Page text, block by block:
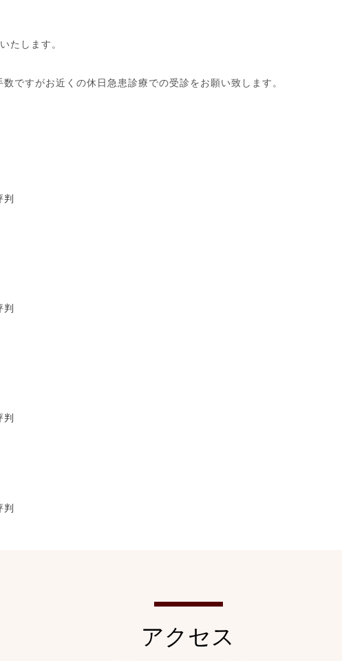
たします。
ですがお近くの休日急患診療での受診をお願い致します。
アクセス